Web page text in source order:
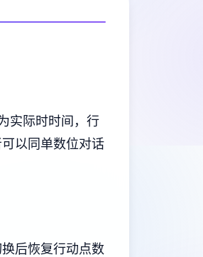
实际时时间，行
以同单数位对话
后恢复行动点数